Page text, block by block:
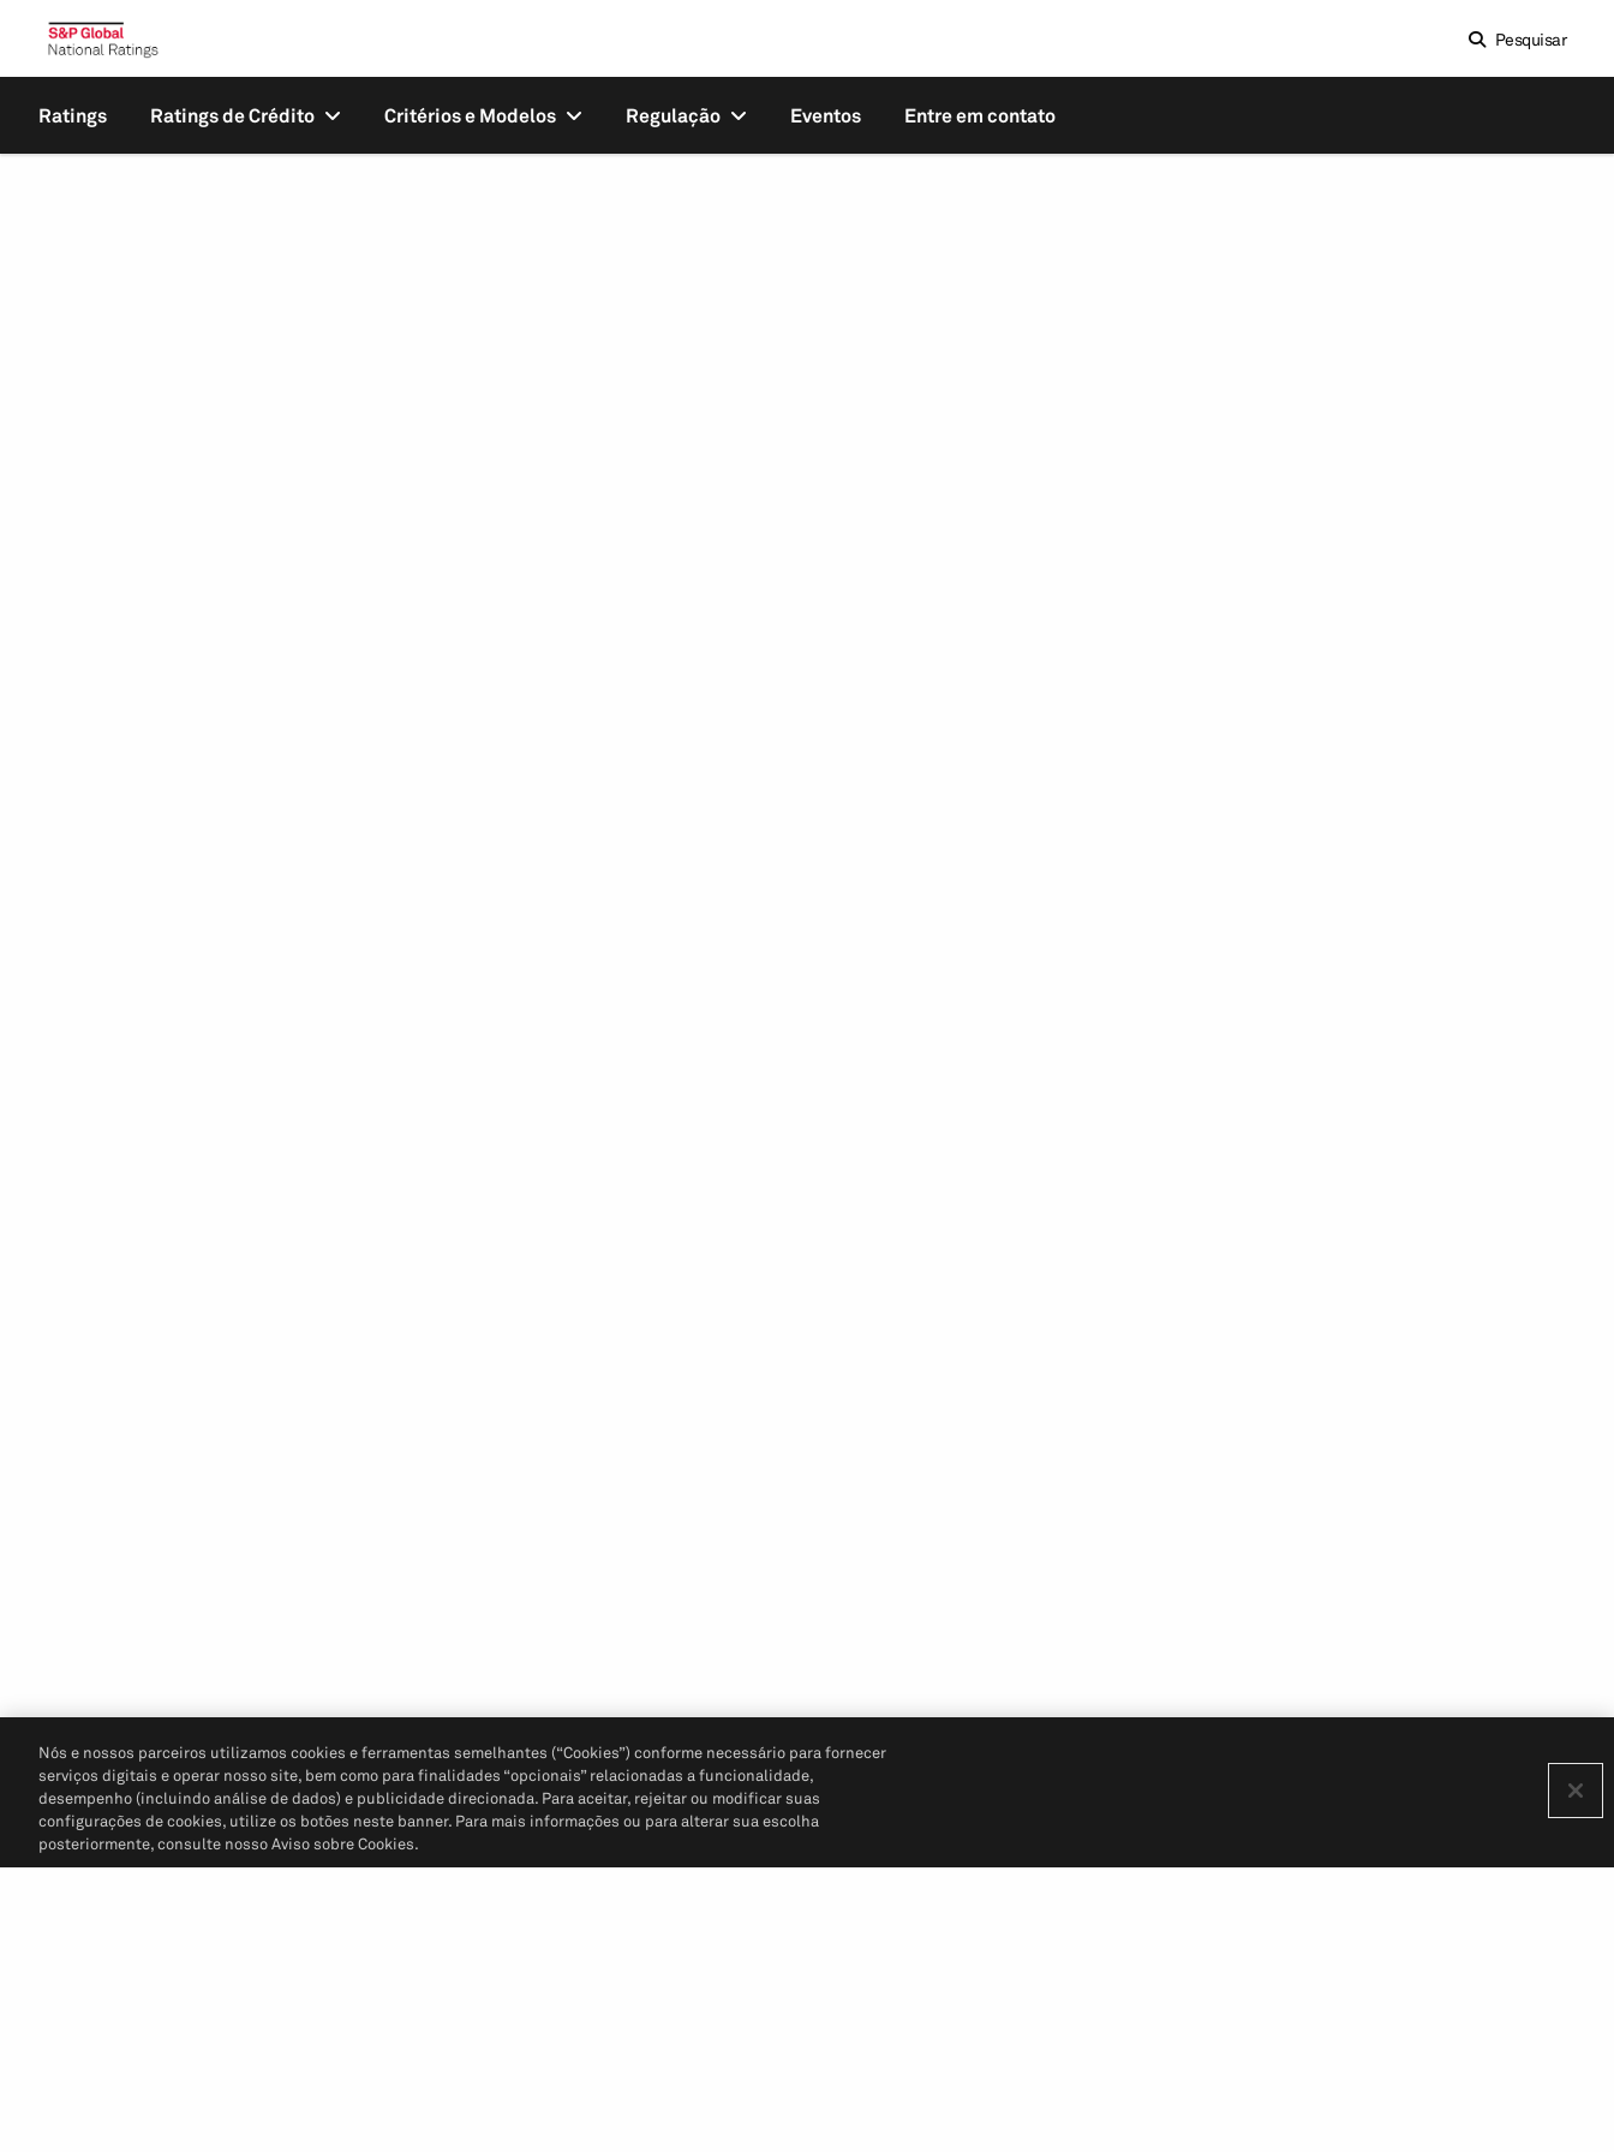
Pesquisar
Ratings Ratings de Crédito Critérios e Modelos Regulação Eventos Entre em contato
Nós e nossos parceiros utilizamos cookies e ferramentas semelhantes (“Cookies”) conforme necessário para fornecer
serviços digitais e operar nosso site, bem como para finalidades “opcionais” relacionadas a funcionalidade,
desempenho (incluindo análise de dados) e publicidade direcionada. Para aceitar, rejeitar ou modificar suas
configurações de cookies, utilize os botões neste banner. Para mais informações ou para alterar sua escolha
posteriormente, consulte nosso Aviso sobre Cookies.